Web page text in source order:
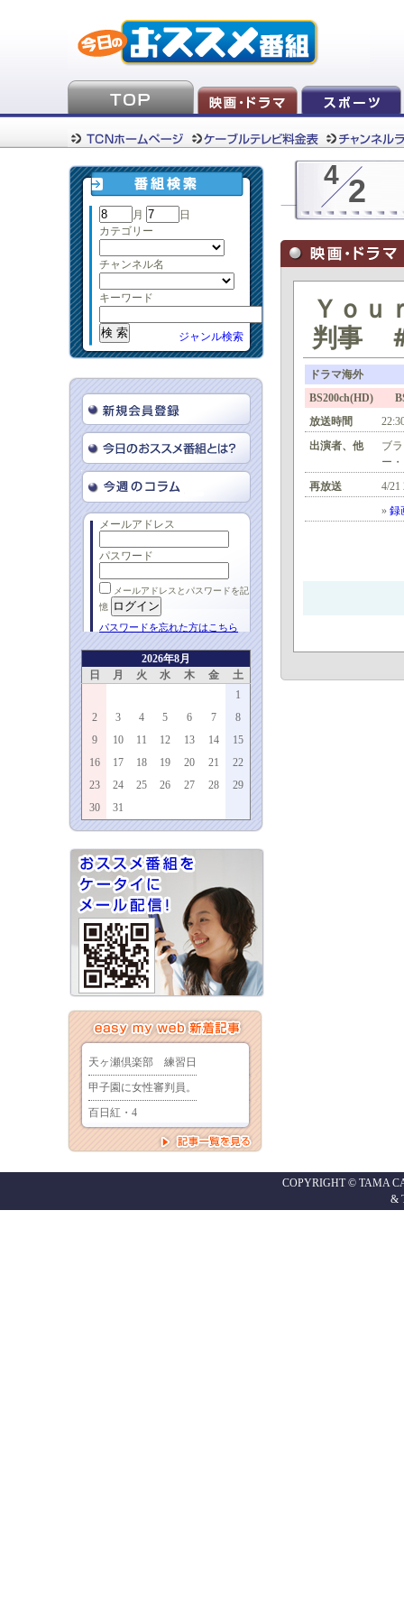
月
日
カテゴリー
チャンネル名
キーワード
ジャンル検索
メールアドレス
パスワード
メールアドレスとパスワードを記
憶
パスワードを忘れた方はこちら
2026年8月
日
月 火 水 木 金
土
1
2
3 4 5 6 7
8
9
10 11 12 13 14
15
16
17 18 19 20 21
22
23
24 25 26 27 28
29
30
31
4 2
Ｙｏｕ
判事
ドラマ海外
BS200ch(HD)
放送時間
出演者、他
ブ
ー
再放送
4/
» 録
COPYRIGHT © TAMA
&